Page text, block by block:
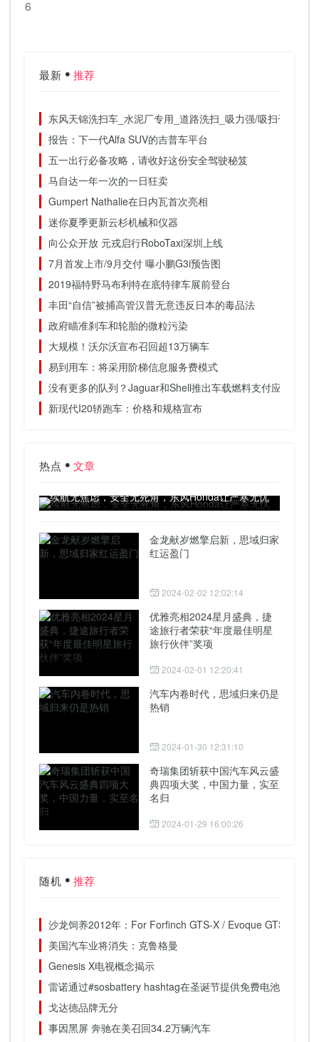
6
最新 推荐
东风天锦洗扫车_水泥厂专用_道路洗扫_吸力强/吸扫干净
报告：下一代Alfa SUV的吉普车平台
五一出行必备攻略，请收好这份安全驾驶秘笈
马自达一年一次的一日狂卖
Gumpert Nathalie在日内瓦首次亮相
迷你夏季更新云杉机械和仪器
向公众开放 元戎启行RoboTaxi深圳上线
7月首发上市/9月交付 曝小鹏G3i预告图
2019福特野马布利特在底特律车展前登台
丰田“自信”被捕高管汉普无意违反日本的毒品法
政府瞄准刹车和轮胎的微粒污染
大规模！沃尔沃宣布召回超13万辆车
易到用车：将采用阶梯信息服务费模式
没有更多的队列？Jaguar和Shell推出车载燃料支付应用程序
新现代I20轿跑车：价格和规格宣布
热点 文章
续航无焦虑，安全无死角，东风Honda让严寒无忧
金龙献岁燃擎启新，思域归家
红运盈门
2024-02-02 12:02:14
优雅亮相2024星月盛典，捷
途旅行者荣获“年度最佳明星
旅行伙伴”奖项
2024-02-01 12:20:41
汽车内卷时代，思域归来仍是
热销
2024-01-30 12:31:10
奇瑞集团斩获中国汽车风云盛
典四项大奖，中国力量，实至
名归
2024-01-29 16:00:26
随机 推荐
沙龙饲养2012年：For Forfinch GTS-X / Evoque GTS为
美国汽车业将消失：克鲁格曼
Genesis X电视概念揭示
雷诺通过#sosbattery hashtag在圣诞节提供免费电池
戈达德品牌无分
事因黑屏 奔驰在美召回34.2万辆汽车